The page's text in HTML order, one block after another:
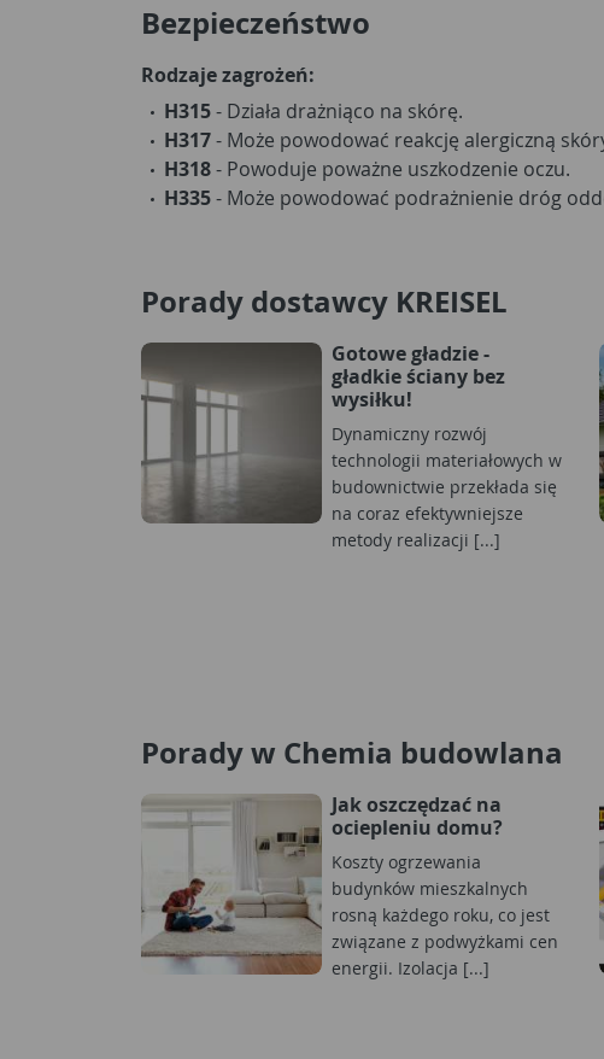
Bezpieczeństwo
Rodzaje zagrożeń:
H315- Działa drażniąco na skórę.
H317- Może powodować reakcję alergiczną
H318- Powoduje poważne uszkodzenie oczu.
H335- Może powodować podrażnienie dróg
Porady dostawcy KREISEL
Gotowe gładzie -
gładkie ściany bez
wysiłku!
Dynamiczny rozwój
technologii materiałowych w
budownictwie przekłada się
na coraz efektywniejsze
metody realizacji [...]
Porady w Chemia budowlana
Jak oszczędzać na
ociepleniu domu?
Koszty ogrzewania
budynków mieszkalnych
rosną każdego roku, co jest
związane z podwyżkami cen
energii. Izolacja [...]